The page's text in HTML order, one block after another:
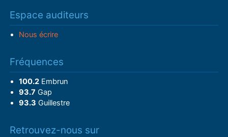
Espace auditeurs
Nous écrire
Fréquences
100.2Embrun
93.7 Gap
93.3 Guillestre
Retrouvez-nous sur